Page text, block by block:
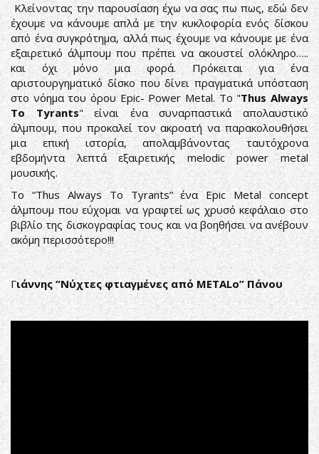
Κλείνοντας την παρουσίαση έχω να σας πω πως, εδώ δεν
έχουμε να κάνουμε απλά με την κυκλοφορία ενός δίσκου
από ένα συγκρότημα, αλλά πως έχουμε να κάνουμε με ένα
εξαιρετικό άλμπουμ που πρέπει να ακουστεί ολόκληρο…..
και όχι μόνο μια φορά. Πρόκειται για ένα
αριστουργηματικό δίσκο που δίνει πραγματικά υπόσταση
στο νόημα του όρου Epic- Power Metal. Το "Thus Always
To Tyrants" είναι ένα συναρπαστικά απολαυστικό
άλμπουμ, που προκαλεί τον ακροατή να παρακολουθήσει
μια επική ιστορία, απολαμβάνοντας ταυτόχρονα
εβδομήντα λεπτά εξαιρετικής melodic power metal
μουσικής.
Το “Thus Always To Tyrants” ένα Epic Metal concept
άλμπουμ που εύχομαι να γραφτεί ως χρυσό κεφάλαιο στο
βιβλίο της δισκογραφίας τους και να βοηθήσει να ανέβουν
ακόμη περισσότερο!!!
Γιάννης “Νύχτες φτιαγμένες από METALο” Πάνου